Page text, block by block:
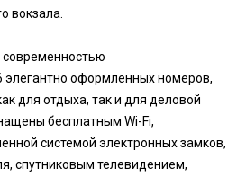
вокзала.
современностью
элегантно оформленных номеров,
для отдыха, так и для деловой
бесплатным Wi-Fi,
системой электронных замков,
спутниковым телевидением,